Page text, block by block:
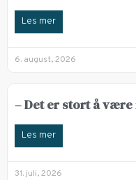
Les mer
6. august, 2026
– Det er stort å
Les mer
31. juli, 2026